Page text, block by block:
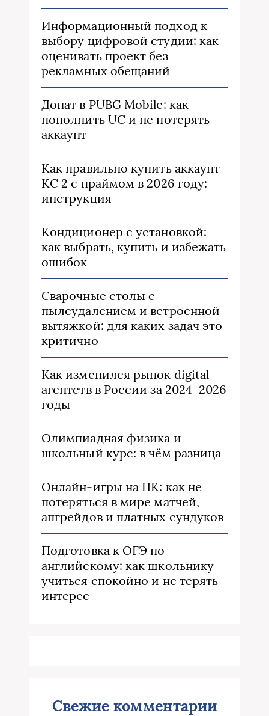
Информационный подход к
выбору цифровой студии: как
оценивать проект без
рекламных обещаний
Донат в PUBG Mobile: как
пополнить UC и не потерять
аккаунт
Как правильно купить аккаунт
КС 2 с праймом в 2026 году:
инструкция
Кондиционер с установкой:
как выбрать, купить и избежать
ошибок
Сварочные столы с
пылеудалением и встроенной
вытяжкой: для каких задач это
критично
Как изменился рынок digital-
агентств в России за 2024–2026
годы
Олимпиадная физика и
школьный курс: в чём разница
Онлайн-игры на ПК: как не
потеряться в мире матчей,
апгрейдов и платных сундуков
Подготовка к ОГЭ по
английскому: как школьнику
учиться спокойно и не терять
интерес
Свежие комментарии